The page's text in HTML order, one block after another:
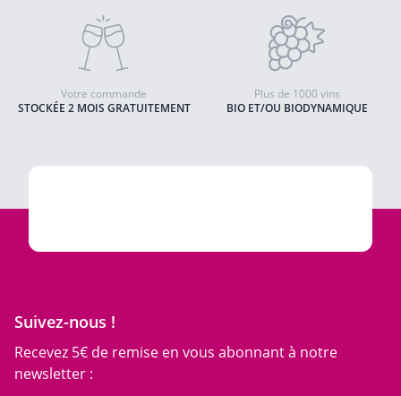
STOCKÉE 2 MOIS GRATUITEMENT
Votre commande
BIO ET/OU BIODYNAMIQUE
Plus de 1000 vins
Suivez-nous !
Recevez 5€ de remise en vous abonnant à notre
newsletter :